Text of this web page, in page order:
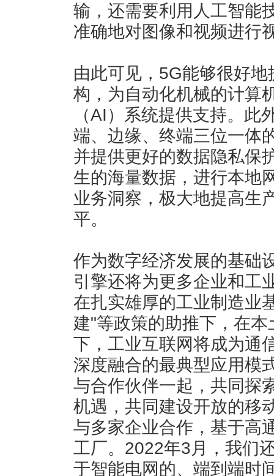
输，还需要利用人工智能
准确地对图像和视频进行
由此可见，5G能够很好
构，为自动化机械的计算
（AI）系统提供支持。此
端、边缘、终端三位一体
并提供更好的数据隐私保
生的海量数据，进行本地
业务洞察，极大地提高生
平。
作为数字经济发展的基础
引擎还将为更多企业和工
在扎实雄厚的工业制造业
建"等政策的助推下，在
下，工业互联网将成为通
深度融合的最典型应用模
与合作伙伴一起，共同探
机遇，共同建设开放的移
与多家企业合作，基于高
工厂。2022年3月，我们
于智能电网的、端到端时